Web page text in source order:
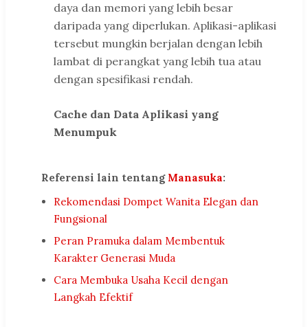
daya dan memori yang lebih besar
daripada yang diperlukan. Aplikasi-aplikasi
tersebut mungkin berjalan dengan lebih
lambat di perangkat yang lebih tua atau
dengan spesifikasi rendah.
Cache dan Data Aplikasi yang
Menumpuk
Referensi lain tentang Manasuka:
Rekomendasi Dompet Wanita Elegan dan
Fungsional
Peran Pramuka dalam Membentuk
Karakter Generasi Muda
Cara Membuka Usaha Kecil dengan
Langkah Efektif